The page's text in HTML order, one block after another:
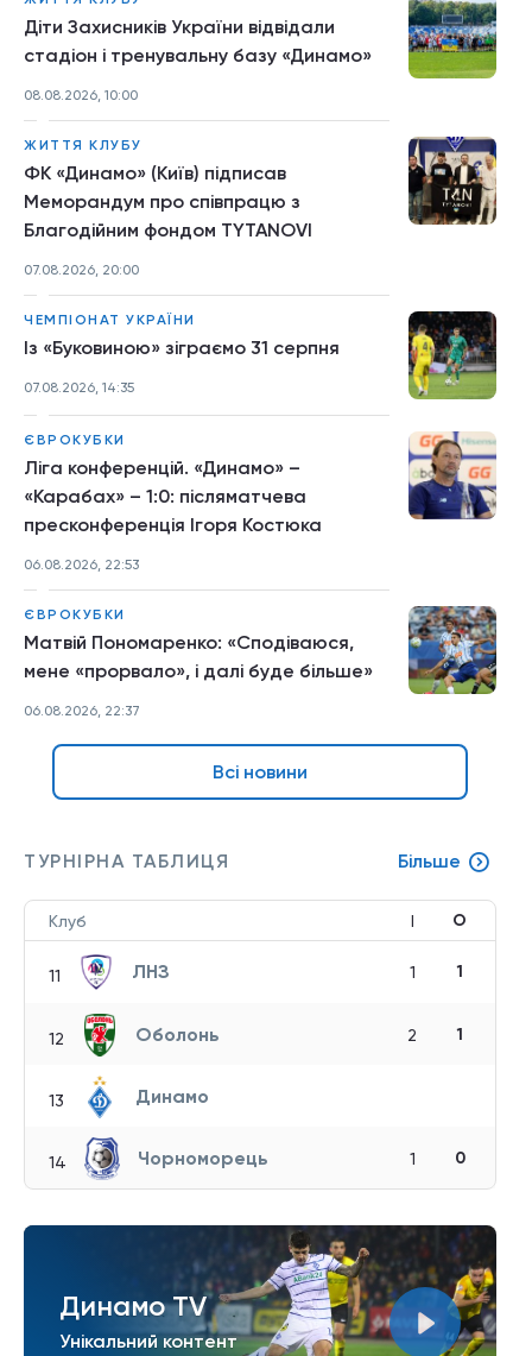
Діти Захисників України відвідали
стадіон і тренувальну базу «Динамо»
08.08.2026, 10:00
ЖИТТЯ КЛУБУ
ФК «Динамо» (Київ) підписав
Меморандум про співпрацю з
Благодійним фондом TYTANOVI
07.08.2026, 20:00
ЧЕМПІОНАТ УКРАЇНИ
Із «Буковиною» зіграємо 31 серпня
07.08.2026, 14:35
ЄВРОКУБКИ
Ліга конференцій. «Динамо» –
«Карабах» – 1:0: післяматчева
пресконференція Ігоря Костюка
06.08.2026, 22:53
ЄВРОКУБКИ
Матвій Пономаренко: «Сподіваюся,
мене «прорвало», і далі буде більше»
06.08.2026, 22:37
Всі новини
ТУРНІРНА ТАБЛИЦЯ Більше
Клуб І О
11 ЛНЗ 1 1
12 Оболонь 2 1
13 Динамо
14 Чорноморець 1 0
Динамо TV
Унікальний контент